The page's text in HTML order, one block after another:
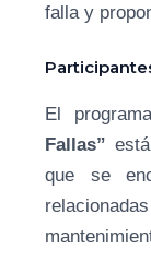
falla y
El
Fallas”
que se